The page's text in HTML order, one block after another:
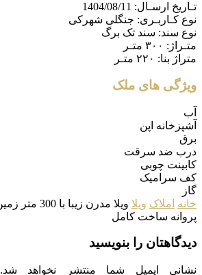
تـاریخ ارسـال: 1404/08/11
نوع کـاربـری: جنگلی شهرکی
نوع سند: سند تک برگ
متـراژ: ۳۰۰ متـر
متراژ بنا: ۲۲۰ متـر
ویژگی های ملک
آب
آشپزخانه اپن
برق
درب ضد سرقت
کابینت چوبی
کف سرامیک
گاز
خانه املاک ویلا
پروانه ساخت کامل
دیدگاهتان را بنویسید
نشانی ایمیل شما منتشر نخواهد شد.